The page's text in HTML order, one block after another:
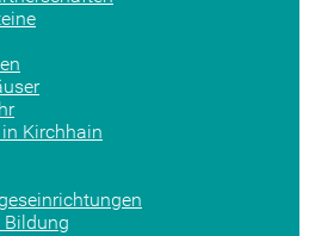
Kirchhain
Bildung